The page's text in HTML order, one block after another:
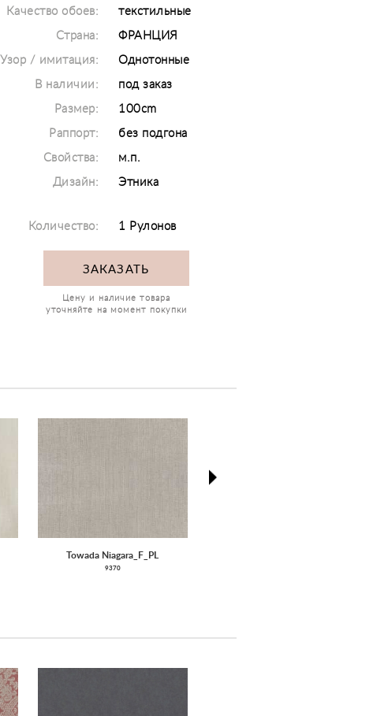
Качество обоев: текстильные
Страна: ФРАНЦИЯ
Узор / имитация: Однотонные
В наличии: под заказ
Размер: 100cm
Раппорт: без подгона
Свойства: м.п.
Дизайн: Этника
Количество: 1 Рулонов
ЗАКАЗАТЬ
Цену и наличие товара
уточняйте на момент покупки
Towada Niagara_F_PL
9370